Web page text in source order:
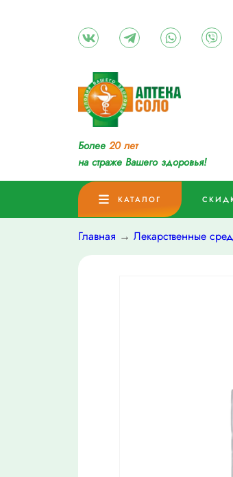
Более 20 лет
на страже Вашего здоровья!
КАТАЛОГ
Главная → Лекарственные